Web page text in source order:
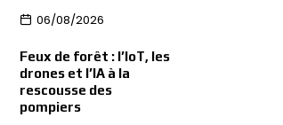
06/08/2026
Feux de forêt : l’IoT, les
drones et l’IA à la
rescousse des
pompiers